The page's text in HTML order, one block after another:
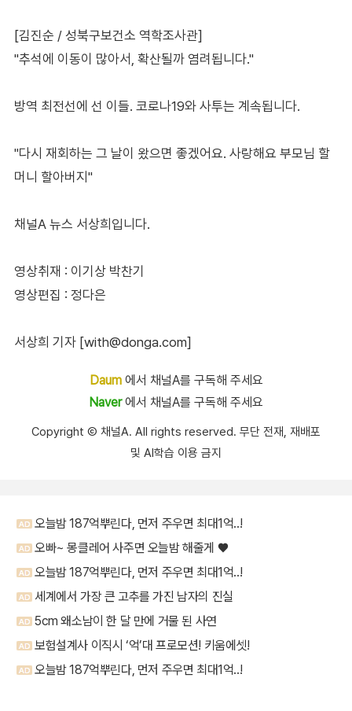
[김진순 / 성북구보건소 역학조사관]
"추석에 이동이 많아서, 확산될까 염려됩니다."
방역 최전선에 선 이들. 코로나19와 사투는 계속됩니다.
"다시 재회하는 그 날이 왔으면 좋겠어요. 사랑해요 부모님 할
머니 할아버지"
채널A 뉴스 서상희입니다.
영상취재 : 이기상 박찬기
영상편집 : 정다은
서상희 기자 [with@donga.com]
Daum에서 채널A를 구독해 주세요
Naver에서 채널A를 구독해 주세요
Copyright Ⓒ 채널A. All rights reserved. 무단 전재, 재배포
및 AI학습 이용 금지